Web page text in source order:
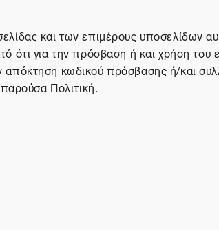
και των επιμέρους υποσελίδων
ότι για την πρόσβαση ή και χρήση
κωδικού πρόσβασης ή/και
Πολιτική.